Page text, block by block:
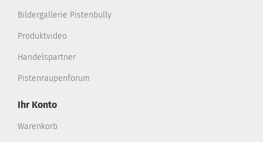
Bildergallerie Pistenbully
Produktvideo
Handelspartner
Pistenraupenforum
Ihr Konto
Warenkorb